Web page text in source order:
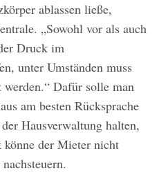
ablassen ließe,
„Sowohl vor als auch
Druck im
unter Umständen muss
Dafür solle man
am besten Rücksprache
Hausverwaltung halten,
könne der Mieter nicht